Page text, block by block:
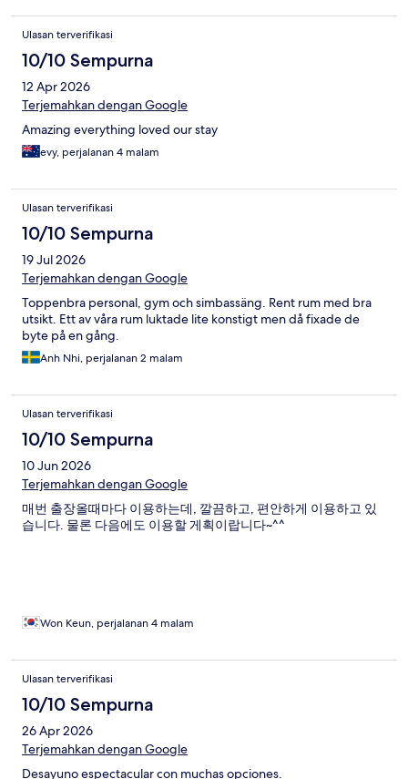
Ulasan terverifikasi
10/10 Sempurna
12 Apr 2026
Terjemahkan dengan Google
Amazing everything loved our stay
evy, perjalanan 4 malam
Ulasan terverifikasi
10/10 Sempurna
19 Jul 2026
Terjemahkan dengan Google
Toppenbra personal, gym och simbassäng. Rent rum med bra
utsikt. Ett av våra rum luktade lite konstigt men då fixade de
byte på en gång.
Anh Nhi, perjalanan 2 malam
Ulasan terverifikasi
10/10 Sempurna
10 Jun 2026
Terjemahkan dengan Google
매번 출장올때마다 이용하는데, 깔끔하고, 편안하게 이용하고 있
습니다. 물론 다음에도 이용할 게획이랍니다~^^
Won Keun, perjalanan 4 malam
Ulasan terverifikasi
10/10 Sempurna
26 Apr 2026
Terjemahkan dengan Google
Desayuno espectacular con muchas opciones.